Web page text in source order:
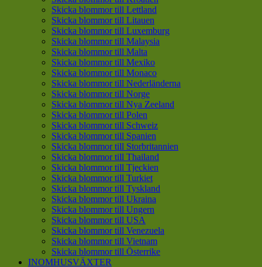
Skicka blommor till Lettland
Skicka blommor till Litauen
Skicka blommor till Luxemburg
Skicka blommor till Malaysia
Skicka blommor till Malta
Skicka blommor till Mexiko
Skicka blommor till Monaco
Skicka blommor till Nederländerna
Skicka blommor till Norge
Skicka blommor till Nya Zeeland
Skicka blommor till Polen
Skicka blommor till Schweiz
Skicka blommor till Spanien
Skicka blommor till Storbritannien
Skicka blommor till Thailand
Skicka blommor till Tjeckien
Skicka blommor till Turkiet
Skicka blommor till Tyskland
Skicka blommor till Ukraina
Skicka blommor till Ungern
Skicka blommor till USA
Skicka blommor till Venezuela
Skicka blommor till Vietnam
Skicka blommor till Österrike
INOMHUSVÄXTER